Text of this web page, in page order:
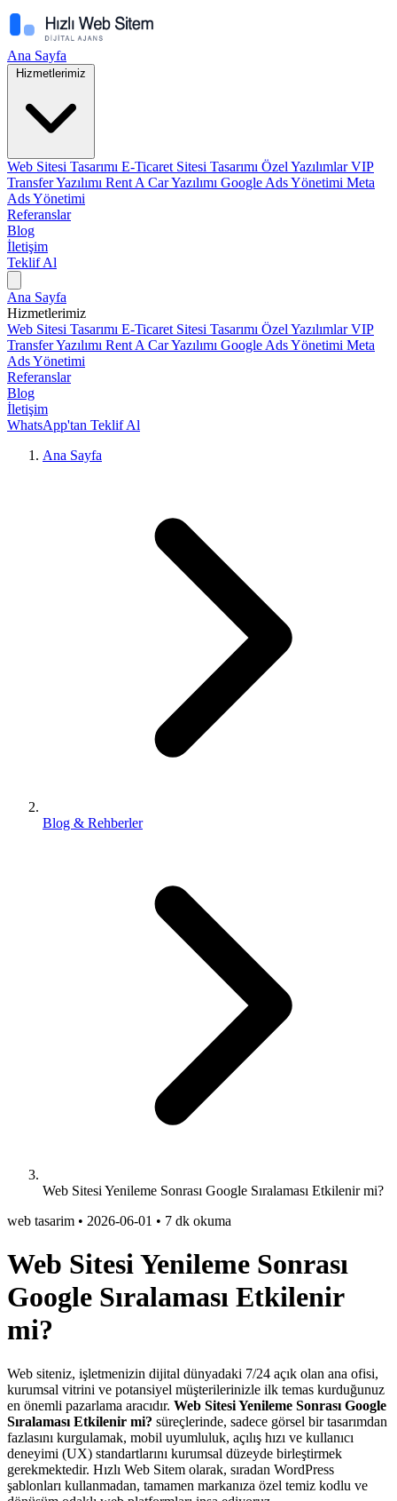
Ana Sayfa
Hizmetlerimiz
Web Sitesi Tasarımı E-Ticaret Sitesi Tasarımı Özel YazılımlarVIP
Transfer Yazılımı Rent A Car Yazılımı Google Ads Yönetimi Meta
Ads Yönetimi
Referanslar
Blog
İletişim
Teklif Al
Ana Sayfa
Hizmetlerimiz
Web Sitesi Tasarımı E-Ticaret Sitesi Tasarımı Özel YazılımlarVIP
Transfer Yazılımı Rent A Car Yazılımı Google Ads Yönetimi Meta
Ads Yönetimi
Referanslar
Blog
İletişim
WhatsApp'tan Teklif Al
Ana Sayfa
Blog & Rehberler
Web Sitesi Yenileme Sonrası Google Sıralaması Etkilenir mi?
web tasarim • 2026-06-01 • 7 dk okuma
Web Sitesi Yenileme Sonrası
Google Sıralaması Etkilenir
mi?
Web siteniz, işletmenizin dijital dünyadaki 7/24 açık olan ana ofisi,
kurumsal vitrini ve potansiyel müşterilerinizle ilk temas kurduğunuz
en önemli pazarlama aracıdır. Web Sitesi Yenileme Sonrası Google
Sıralaması Etkilenir mi? süreçlerinde, sadece görsel bir tasarımdan
fazlasını kurgulamak, mobil uyumluluk, açılış hızı ve kullanıcı
deneyimi (UX) standartlarını kurumsal düzeyde birleştirmek
gerekmektedir. Hızlı Web Sitem olarak, sıradan WordPress
şablonları kullanmadan, tamamen markanıza özel temiz kodlu ve